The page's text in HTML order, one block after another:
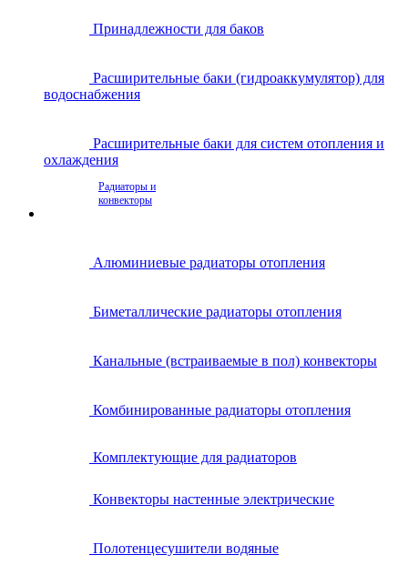
Принадлежности для баков
Расширительные баки (гидроаккумулятор) для
водоснабжения
Расширительные баки для систем отопления и
охлаждения
Радиаторы и
конвекторы
Алюминиевые радиаторы отопления
Биметаллические радиаторы отопления
Канальные (встраиваемые в пол) конвекторы
Комбинированные радиаторы отопления
Комплектующие для радиаторов
Конвекторы настенные электрические
Полотенцесушители водяные